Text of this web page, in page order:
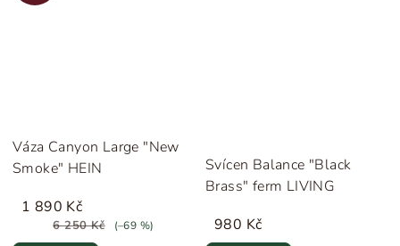
Váza Canyon Large "New
Smoke" HEIN
1 890 Kč
6 250 Kč (–69 %)
Svícen Balance "Black
Brass" ferm LIVING
980 Kč